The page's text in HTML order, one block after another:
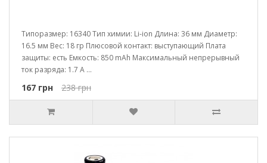
Типоразмер: 16340 Тип химии: Li-ion Длина: 36 мм Диаметр:
16.5 мм Вес: 18 гр Плюсовой контакт: выступающий Плата
защиты: есть Емкость: 850 mAh Максимальный непрерывный
ток разряда: 1.7 A ...
167 грн 238 грн